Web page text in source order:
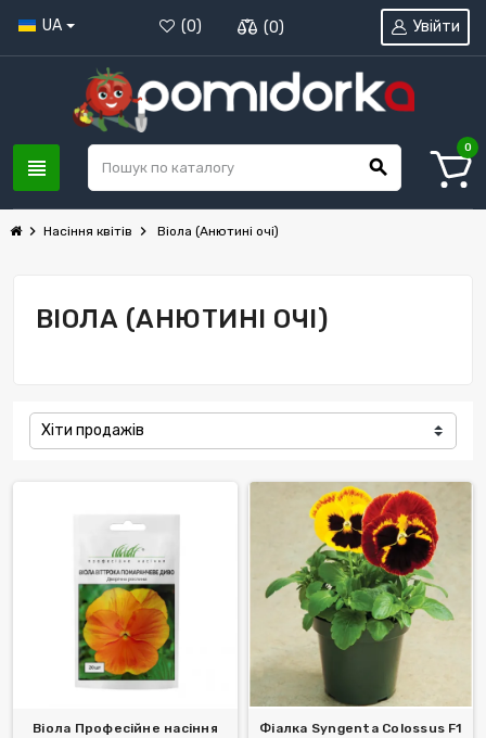
UA (0) (0)
view_headline search
Увійти
0
chevron_right Насіння квітів chevron_right Віола (Анютині очі)
ВІОЛА (АНЮТИНІ ОЧІ)
Хіти продажів
Віола Професійне насіння
Фіалка Syngenta Colossus F1